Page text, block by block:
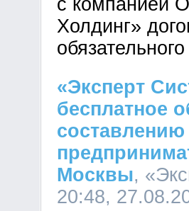
с компанией
Холдинг»
«Эксперт
бесплатное
Москвы,
20:48,